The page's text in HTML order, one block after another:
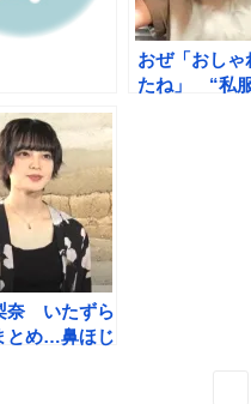
おぜ「おしゃ
たね」 “私
奈 いたずら
とめ…鼻ほじ